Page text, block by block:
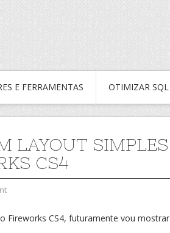
E FERRAMENTAS OTIMIZAR SQL
LAYOUT SIMPLES
CS4
Fireworks CS4, futuramente vou mostrar